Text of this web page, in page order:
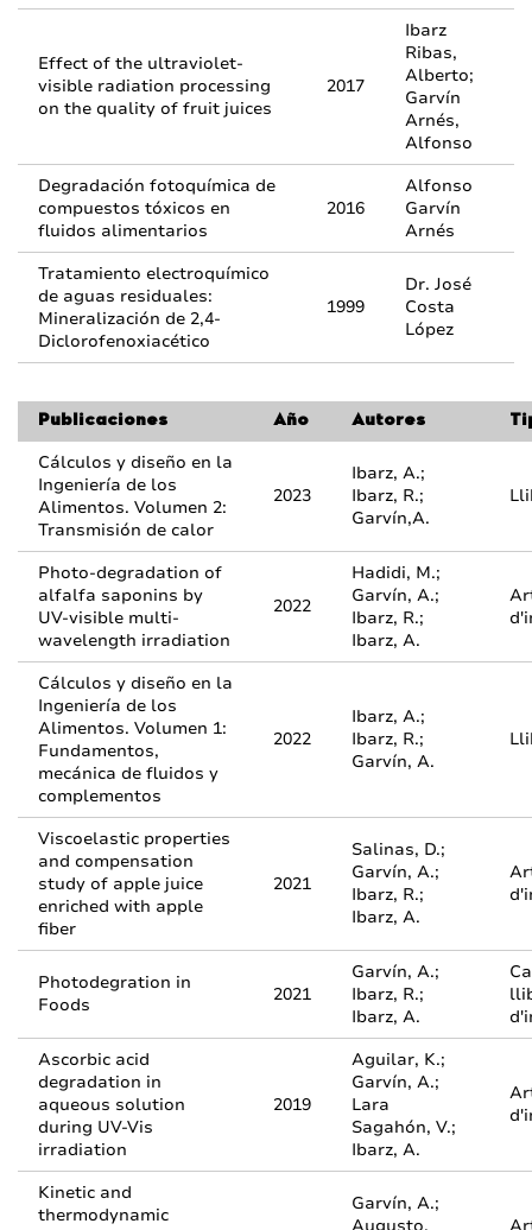
Effect of the ultraviolet-
visible radiation processing
on the quality of fruit juices
2017
Ibarz
Ribas,
Alberto;
Garvín
Arnés,
Alfonso
Degradación fotoquímica de
compuestos tóxicos en
fluidos alimentarios
2016
Alfonso
Garvín
Arnés
Tratamiento electroquímico
de aguas residuales:
Mineralización de 2,4-
Diclorofenoxiacético
1999
Dr. José
Costa
López
Publicaciones Año Autores
Cálculos y diseño en la
Ingeniería de los
Alimentos. Volumen 2:
Transmisión de calor
2023
Ibarz, A.;
Ibarz, R.;
Garvín,A.
Photo-degradation of
alfalfa saponins by
UV-visible multi-
wavelength irradiation
2022
Hadidi, M.;
Garvín, A.;
Ibarz, R.;
Ibarz, A.
Cálculos y diseño en la
Ingeniería de los
Alimentos. Volumen 1:
Fundamentos,
mecánica de fluidos y
complementos
2022
Ibarz, A.;
Ibarz, R.;
Garvín, A.
Viscoelastic properties
and compensation
study of apple juice
enriched with apple
fiber
2021
Salinas, D.;
Garvín, A.;
Ibarz, R.;
Ibarz, A.
Photodegration in
Foods
2021
Garvín, A.;
Ibarz, R.;
Ibarz, A.
Ascorbic acid
degradation in
aqueous solution
during UV-Vis
irradiation
2019
Aguilar, K.;
Garvín, A.;
Lara
Sagahón, V.;
Ibarz, A.
Kinetic and
thermodynamic
Garvín, A.;